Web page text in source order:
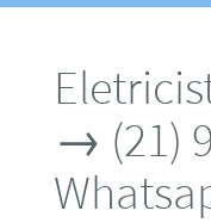
→ (21)